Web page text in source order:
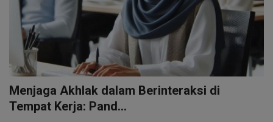
Menjaga Akhlak dalam Berinteraksi di
Tempat Kerja: Pand...